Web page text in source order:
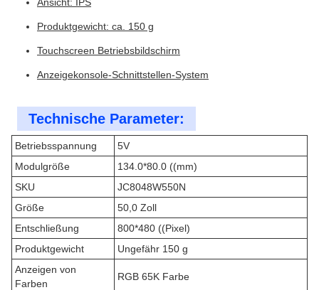
Produktgewicht: ca. 150 g
Touchscreen Betriebsbildschirm
Anzeigekonsole-Schnittstellen-System
Technische Parameter:
Betriebsspannung
5V
Modulgröße
134.0*80.0 ((mm)
SKU
JC8048W550N
Größe
50,0 Zoll
Entschließung
800*480 ((Pixel)
Produktgewicht
Ungefähr 150 g
Anzeigen von
Farben
RGB 65K Farbe